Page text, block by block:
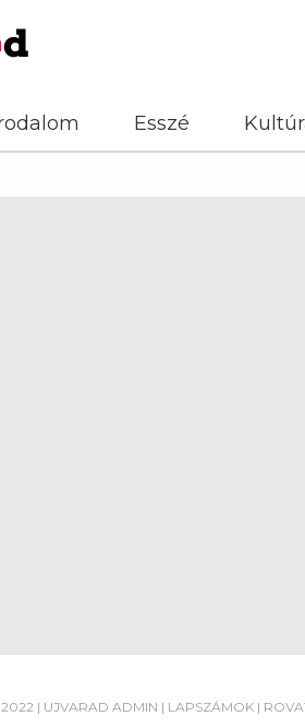
Esszé
2022 | UJVARAD ADMIN | LAPSZÁMOK |